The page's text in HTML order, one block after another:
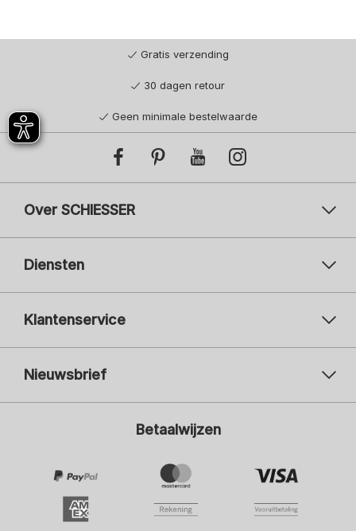
Gratis verzending
30 dagen retour
Geen minimale bestelwaarde
Over SCHIESSER
Diensten
Klantenservice
Nieuwsbrief
Ik ben geïnteresseerd in:
Herenmode
ADIDAS
Betaalwijzen